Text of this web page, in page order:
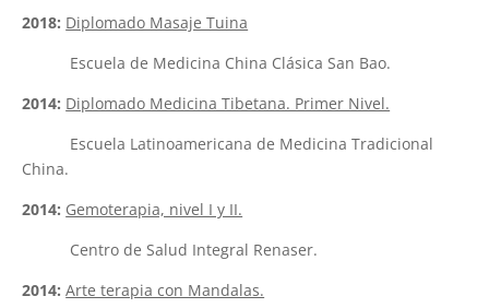
2018: Diplomado Masaje Tuina
Escuela de Medicina China Clásica San Bao.
2014: Diplomado Medicina Tibetana. Primer Nivel.
Escuela Latinoamericana de Medicina Tradicional
China.
2014: Gemoterapia, nivel I y II.
Centro de Salud Integral Renaser.
2014:Arte terapia con Mandalas.